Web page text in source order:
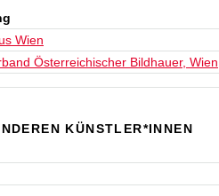
Wien
Österreichischer Bildhauer, Wien
KÜNSTLER*INNEN